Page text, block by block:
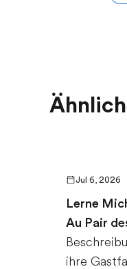
Jul 6, 2026
Lerne
Au Pair
ihre